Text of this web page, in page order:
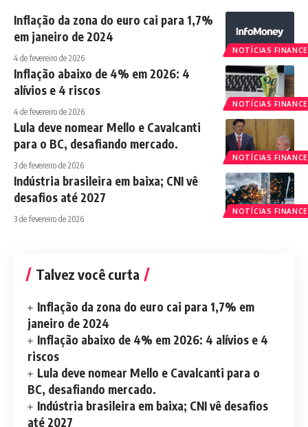
NOTÍCIAS
Inflação da zona do euro cai para 1,7%
em janeiro de 2024
4 de fevereiro de 2026
NOTÍCIAS
Inflação abaixo de 4% em 2026: 4
alívios e 4 riscos
4 de fevereiro de 2026
NOTÍCIAS
Lula deve nomear Mello e Cavalcanti
para o BC, desafiando mercado.
3 de fevereiro de 2026
NOTÍCIAS
Indústria brasileira em baixa; CNI vê
desafios até 2027
3 de fevereiro de 2026
Talvez você curta
Inflação da zona do euro cai para 1,7% em
janeiro de 2024
Inflação abaixo de 4% em 2026: 4 alívios e 4
riscos
Lula deve nomear Mello e Cavalcanti para o
BC, desafiando mercado.
Indústria brasileira em baixa; CNI vê desafios
até 2027